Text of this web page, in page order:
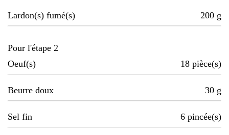
Lardon(s) fumé(s) 200 g
Pour l'étape 2
Oeuf(s)
18 pièce(s)
Beurre doux 30 g
Sel fin 6 pincée(s)